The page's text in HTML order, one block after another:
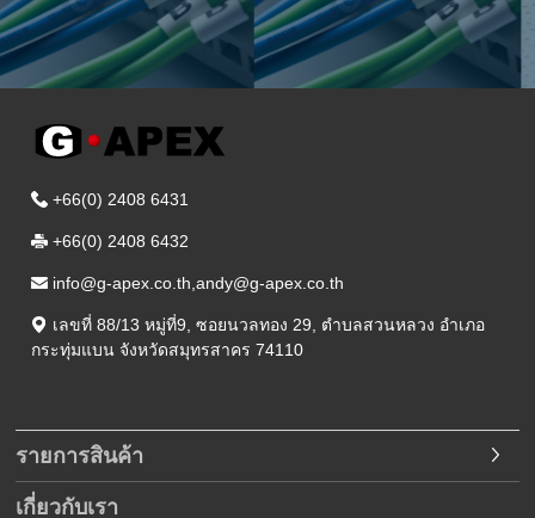
+66(0) 2408 6431
+66(0) 2408 6432
info@g-apex.co.th,andy@g-apex.co.th
เลขที่ 88/13 หมู่ที่9 ,ซอยนวลทอง 29
ตำบลสวนหลวง อำเภอ
กระทุ่มแบน จังหวัดสมุทรสาคร 74110
รายการสินค้า
เกี่ยวกับเรา